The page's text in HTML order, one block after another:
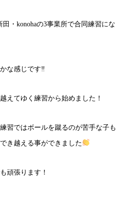
・konohaの3事業所で合同練習にな
な感じです‼
えてゆく練習から始めました！
習ではボールを蹴るのが苦手な子も
き越える事ができました
頑張ります！